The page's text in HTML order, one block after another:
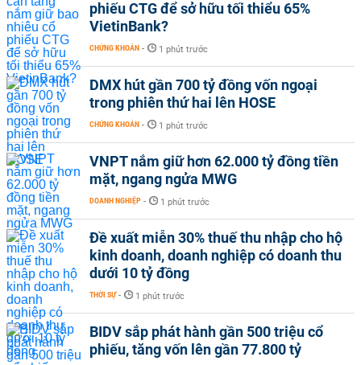
phiếu CTG để sở hữu tối thiểu 65%
VietinBank?
CHỨNG KHOÁN - 1 phút trước
DMX hút gần 700 tỷ đồng vốn ngoại
trong phiên thứ hai lên HOSE
CHỨNG KHOÁN - 1 phút trước
VNPT nắm giữ hơn 62.000 tỷ đồng tiền
mặt, ngang ngửa MWG
DOANH NGHIỆP - 1 phút trước
Đề xuất miễn 30% thuế thu nhập cho hộ
kinh doanh, doanh nghiệp có doanh thu
dưới 10 tỷ đồng
THỜI SỰ - 1 phút trước
BIDV sắp phát hành gần 500 triệu cổ
phiếu, tăng vốn lên gần 77.800 tỷ